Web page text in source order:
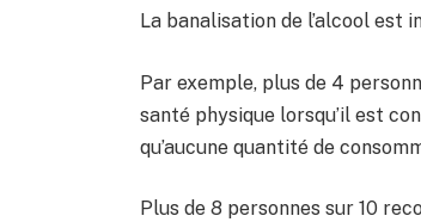
La banalisation de l’alcool est
Par exemple, plus de 4
santé physique lorsqu’il est
qu’aucune quantité de
Plus de 8 personnes sur 10